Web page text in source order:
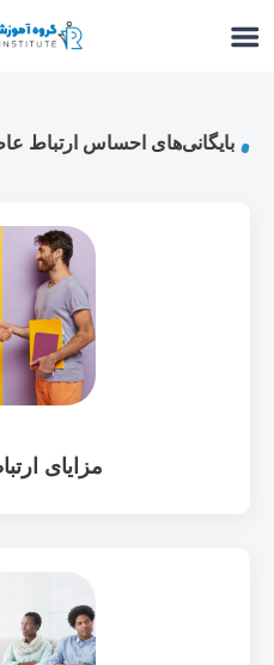
بایگانی‌های احساس ارتباط
مزایای